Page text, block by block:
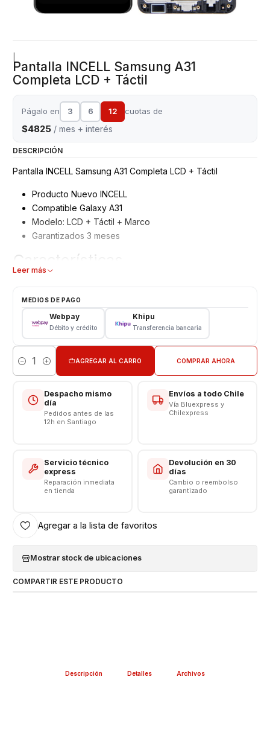
Pantalla INCELL Samsung A31
Completa LCD + Táctil
Págalo en 3 6 12 cuotas de
$4825 / mes + interés
DESCRIPCIÓN
Pantalla INCELL Samsung A31 Completa LCD + Táctil
Producto Nuevo INCELL
Compatible Galaxy A31
Modelo: LCD + Táctil + Marco
Garantizados 3 meses
Características
Color: Negro
VALOR NO INCLUYE INSTALACION EN TIENDA
Leer más
MEDIOS DE PAGO
Webpay
Débito y crédito
Khipu
Transferencia bancaria
Cantidad
AGREGAR AL CARRO COMPRAR AHORA
Despacho mismo
día
Pedidos antes de las
12h en Santiago
Envíos a todo Chile
Vía Bluexpress y
Chilexpress
Servicio técnico
express
Reparación inmediata
en tienda
Devolución en 30
días
Cambio o reembolso
garantizado
Agregar a la lista de favoritos
Mostrar stock de ubicaciones
COMPARTIR ESTE PRODUCTO
Descripción Detalles Archivos